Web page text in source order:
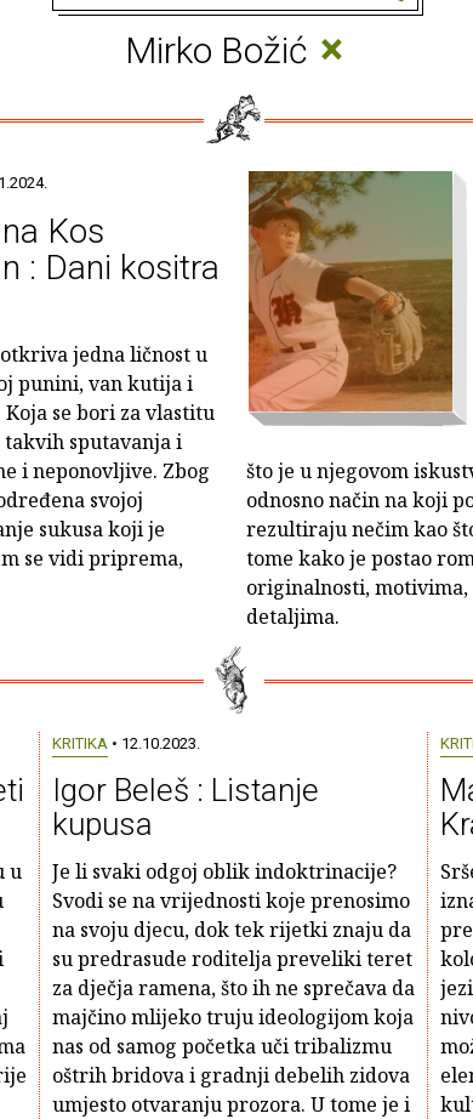
Mirko Božić ×
Kos
: Dani kositra
jedna ličnost u
punini, van kutija i
se bori za vlastitu
takvih sputavanja i
i neponovljive. Zbog
svojoj
sukusa koji je
se vidi priprema,
što je u njegovom
odnosno način na koji
rezultiraju nečim kao
tome kako je postao
originalnosti,
detaljima.
u
KRITIKA• 12.10.2023.
Igor Beleš : Listanje
kupusa
Je li svaki odgoj oblik indoktrinacije?
Svodi se na vrijednosti koje prenosimo
na svoju djecu, dok tek rijetki znaju da
su predrasude roditelja preveliki teret
za dječja ramena, što ih ne sprečava da
majčino mlijeko truju ideologijom koja
nas od samog početka uči tribalizmu
oštrih bridova i gradnji debelih zidova
umjesto otvaranju prozora. U tome je i